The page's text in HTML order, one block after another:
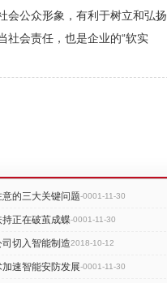
会公众形象，有利于树立和弘扬
社会责任，也是企业的“软实
的三大关键问题-0001-11-30
正在破茧成蝶-0001-11-30
切入智能制造2018-10-12
速智能安防发展-0001-11-30